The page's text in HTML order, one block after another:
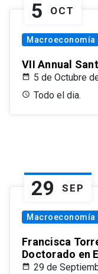
5 OCT
Macroeconomía
VII Annual
5 de Octubre
Todo el dia.
29 SEP
Macroeconomía
Francisca
Doctorado en
29 de